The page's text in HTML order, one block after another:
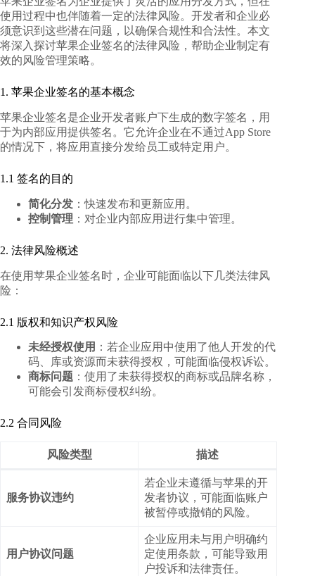
使用过程中也伴随着一定的法律风险。开发者和企业必
须意识到这些潜在问题，以确保合规性和合法性。本文
将深入探讨苹果企业签名的法律风险 ，帮助企业制定有
效的风险管理策略。
1. 苹果企业签名的基本概念
苹果企业签名是企业开发者账户下生成的数字签名，用
于为内部应用提供签名。它允许企业在不通过App Store
的情况下，将应用直接分发给员工或特定用户。
1.1 签名的目的
简化分发 ：快速发布和更新应用。
控制管理 ：对企业内部应用进行集中管理。
2. 法律风险概述
在使用苹果企业签名时，企业可能面临以下几类法律风
险：
2.1 版权和知识产权风险
未经授权使用 ：若企业应用中使用了他人开发的代
码、库或资源而未获得授权，可能面临侵权诉讼。
商标问题 ：使用了未获得授权的商标或品牌名称，
可能会引发商标侵权纠纷。
2.2 合同风险
风险类型 描述
服务协议违约
若企业未遵循与苹果的开
发者协议，可能面临账户
被暂停或撤销的风险。
用户协议问题
企业应用未与用户明确约
定使用条款，可能导致用
户投诉和法律责任。